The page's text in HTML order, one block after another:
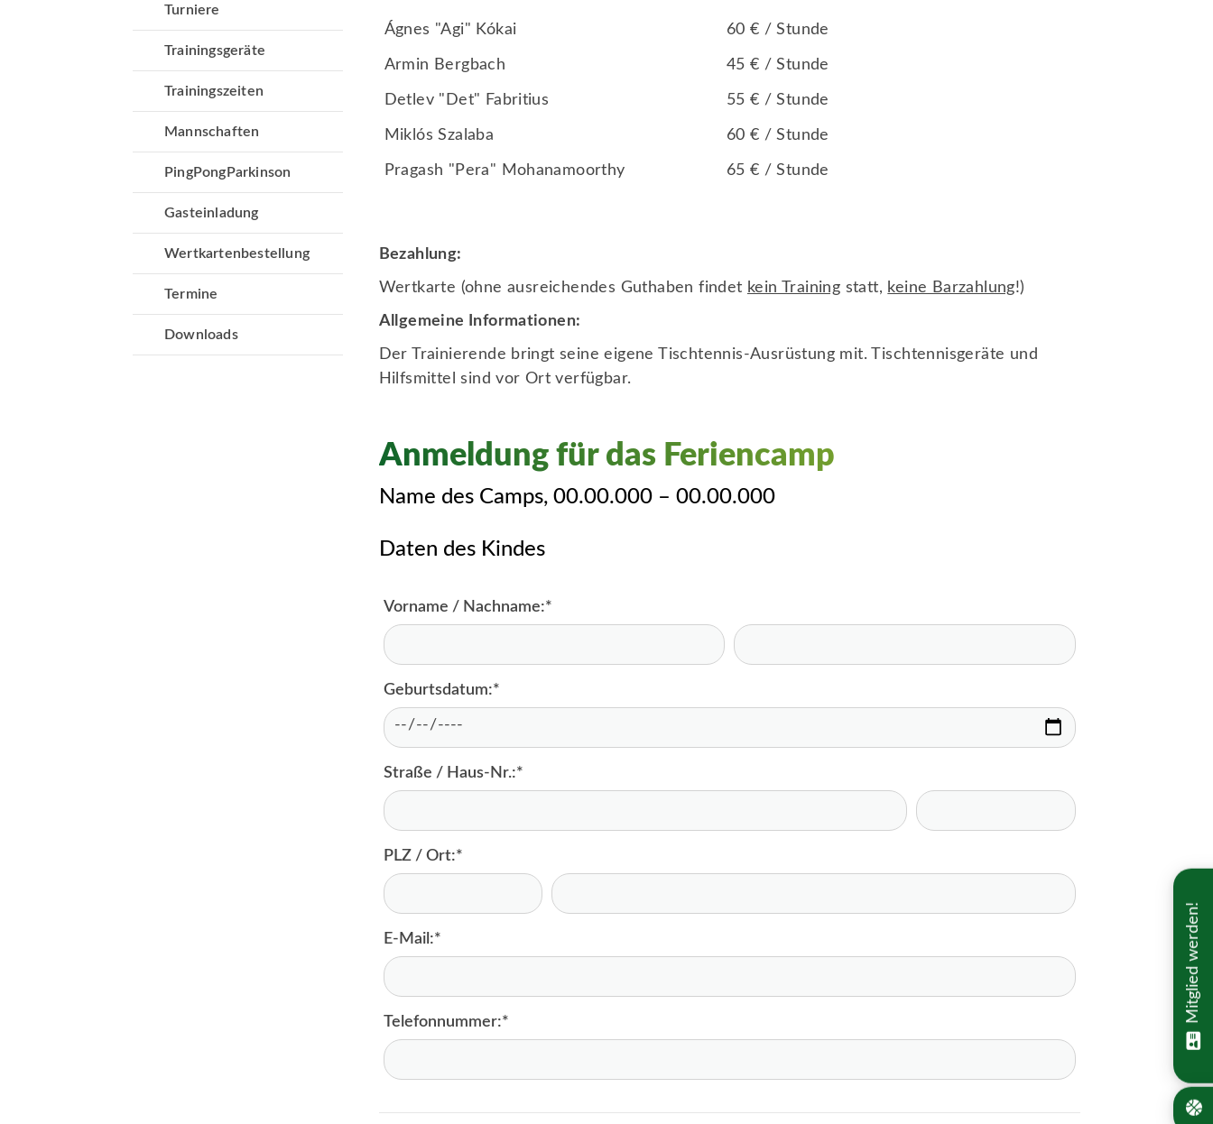
Ágnes "Agi" Kókai 60 € / Stunde
Armin Bergbach 45 € / Stunde
Detlev "Det" Fabritius 55 € / Stunde
Miklós Szalaba 60 € / Stunde
Pragash "Pera" Mohanamoorthy 65 € / Stunde
Bezahlung:
Wertkarte (ohne ausreichendes Guthaben findet kein Training statt, keine Barzahlung!)
Allgemeine Informationen:
Der Trainierende bringt seine eigene Tischtennis-Ausrüstung mit. Tischtennisgeräte und
Hilfsmittel sind vor Ort verfügbar.
Anmeldung für das Feriencamp
Name des Camps, 00.00.000 – 00.00.000
Daten des Kindes
Vorname / Nachname:*
Geburtsdatum:*
Straße / Haus-Nr.:*
PLZ / Ort:*
E-Mail:*
Telefonnummer:*
Turniere
Trainingsgeräte
Trainingszeiten
Mannschaften
PingPongParkinson
Gasteinladung
Wertkartenbestellung
Termine
Downloads
Mitglied werden!